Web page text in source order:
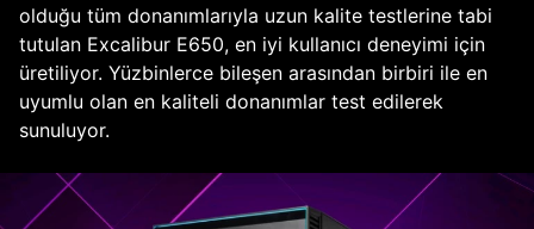
olduğu tüm donanımlarıyla uzun kalite testlerine tabi
tutulan Excalibur E650, en iyi kullanıcı deneyimi için
üretiliyor. Yüzbinlerce bileşen arasından birbiri ile en
uyumlu olan en kaliteli donanımlar test edilerek
sunuluyor.